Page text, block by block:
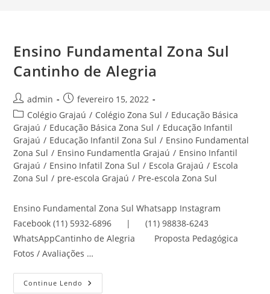
Ensino Fundamental Zona Sul
Cantinho de Alegria
Autor
do
post:
admin
Post
publicado:
fevereiro 15, 2022
Categoria
do
post:
Colégio Grajaú / Colégio Zona Sul / Educação Básica
Grajaú / Educação Básica Zona Sul / Educação Infantil
Grajaú / Educação Infantil Zona Sul / Ensino Fundamental
Zona Sul / Ensino Fundamentla Grajaú / Ensino Infantil
Grajaú / Ensino Infatil Zona Sul / Escola Grajaú / Escola
Zona Sul / pre-escola Grajaú / Pre-escola Zona Sul
Ensino Fundamental Zona Sul Whatsapp Instagram
Facebook (11) 5932-6896 | (11) 98838-6243
WhatsAppCantinho de Alegria Proposta Pedagógica
Fotos / Avaliações …
Continue Lendo Ensino
Fundamental